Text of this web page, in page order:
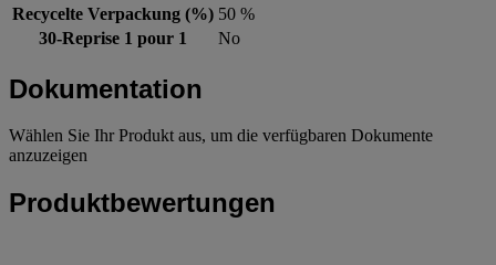
Recycelte Verpackung (%) 50 %
30-Reprise 1 pour 1
No
Dokumentation
Wählen Sie Ihr Produkt aus, um die verfügbaren Dokumente
anzuzeigen
Produktbewertungen